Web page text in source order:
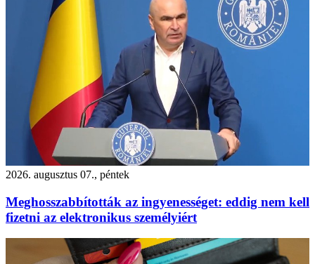
2026. augusztus 07., péntek
Meghosszabbították az ingyenességet: eddig nem kell
fizetni az elektronikus személyiért